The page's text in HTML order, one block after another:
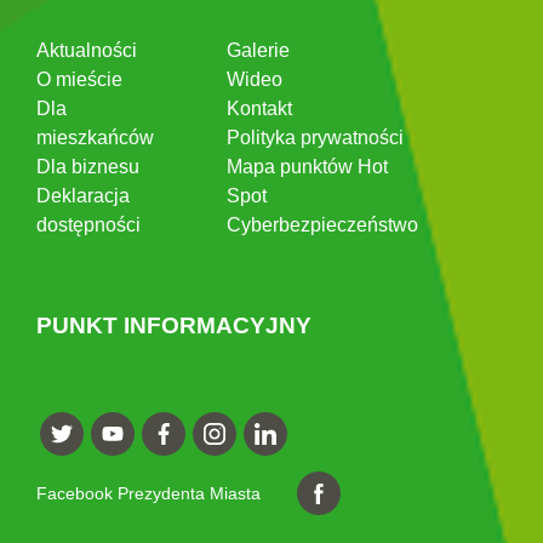
Aktualności
O mieście
Dla
mieszkańców
Dla biznesu
Deklaracja
dostępności
Galerie
Wideo
Kontakt
Polityka prywatności
Mapa punktów Hot
Spot
Cyberbezpieczeństwo
PUNKT INFORMACYJNY
Facebook Prezydenta Miasta